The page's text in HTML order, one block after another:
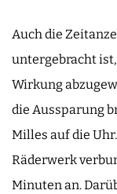
Auch die
untergebracht
Wirkung
die Aussparung
Milles auf die
Räderwerk
Minuten an.